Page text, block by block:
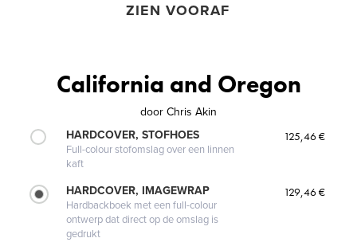
ZIEN VOORAF
California and Oregon
door Chris Akin
HARDCOVER, STOFHOES
Full-colour stofomslag over een linnen
kaft
125,46 €
HARDCOVER, IMAGEWRAP
Hardbackboek met een full-colour
ontwerp dat direct op de omslag is
gedrukt
129,46 €